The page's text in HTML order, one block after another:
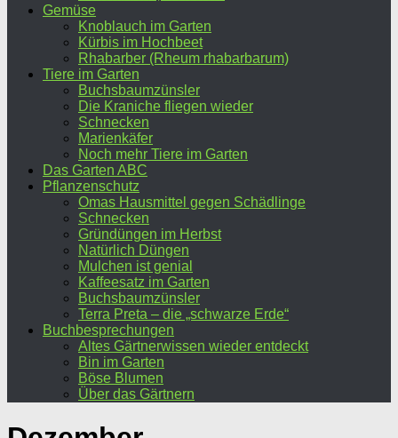
Gemüse
Knoblauch im Garten
Kürbis im Hochbeet
Rhabarber (Rheum rhabarbarum)
Tiere im Garten
Buchsbaumzünsler
Die Kraniche fliegen wieder
Schnecken
Marienkäfer
Noch mehr Tiere im Garten
Das Garten ABC
Pflanzenschutz
Omas Hausmittel gegen Schädlinge
Schnecken
Gründüngen im Herbst
Natürlich Düngen
Mulchen ist genial
Kaffeesatz im Garten
Buchsbaumzünsler
Terra Preta – die „schwarze Erde“
Buchbesprechungen
Altes Gärtnerwissen wieder entdeckt
Bin im Garten
Böse Blumen
Über das Gärtnern